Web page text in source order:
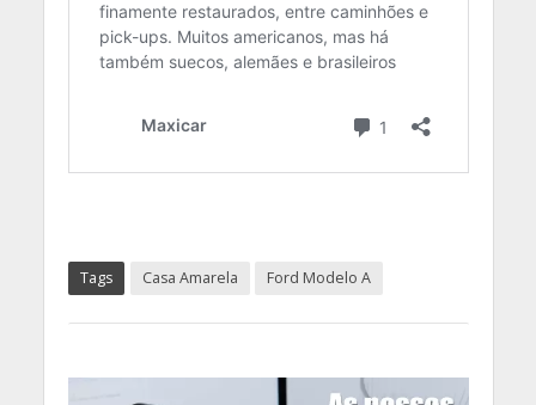
Tags Casa Amarela Ford Modelo A